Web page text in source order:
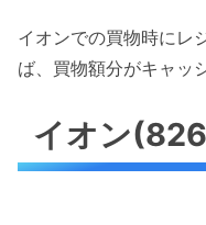
イオンでの買物時にレ
ば、買物額分がキャッ
イオン